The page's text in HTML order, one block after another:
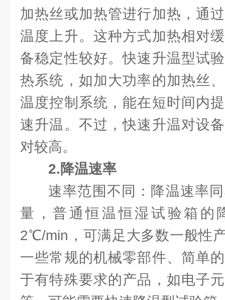
加热丝或加热管进行加热，通
温度上升。这种方式加热相对
备稳定性较好。快速升温型试
热系统，如加大功率的加热丝
温度控制系统，能在短时间内
速升温。不过，快速升温对设
对较高。
2.降温速率
速率范围不同：降温速率
量，普通恒温恒湿试验箱的
2℃/min，可满足大多数一般性
一些常规的机械零部件、简单
于有特殊要求的产品，如电子